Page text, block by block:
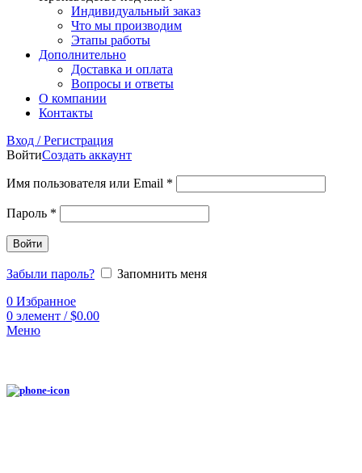
Индивидуальный заказ
Что мы производим
Этапы работы
Дополнительно
Доставка и оплата
Вопросы и ответы
О компании
Контакты
Вход / Регистрация
ВойтиСоздать аккаунт
Имя пользователя или Email *
Пароль *
Войти
Забыли пароль?
Запомнить меня
0 Избранное
0 элемент / $0.00
Меню